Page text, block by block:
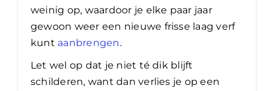
weinig op, waardoor je elke paar jaar
gewoon weer een nieuwe frisse laag verf
kunt aanbrengen.
Let wel op dat je niet té dik blijft
schilderen, want dan verlies je op een